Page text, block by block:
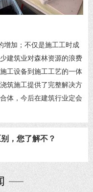
增加；不仅是施工工时成
建筑业对森林资源的浪费
工设备到施工工艺的一体
筑施工提供了完整解决方
体，今后在建筑行业定会
，您了解不？